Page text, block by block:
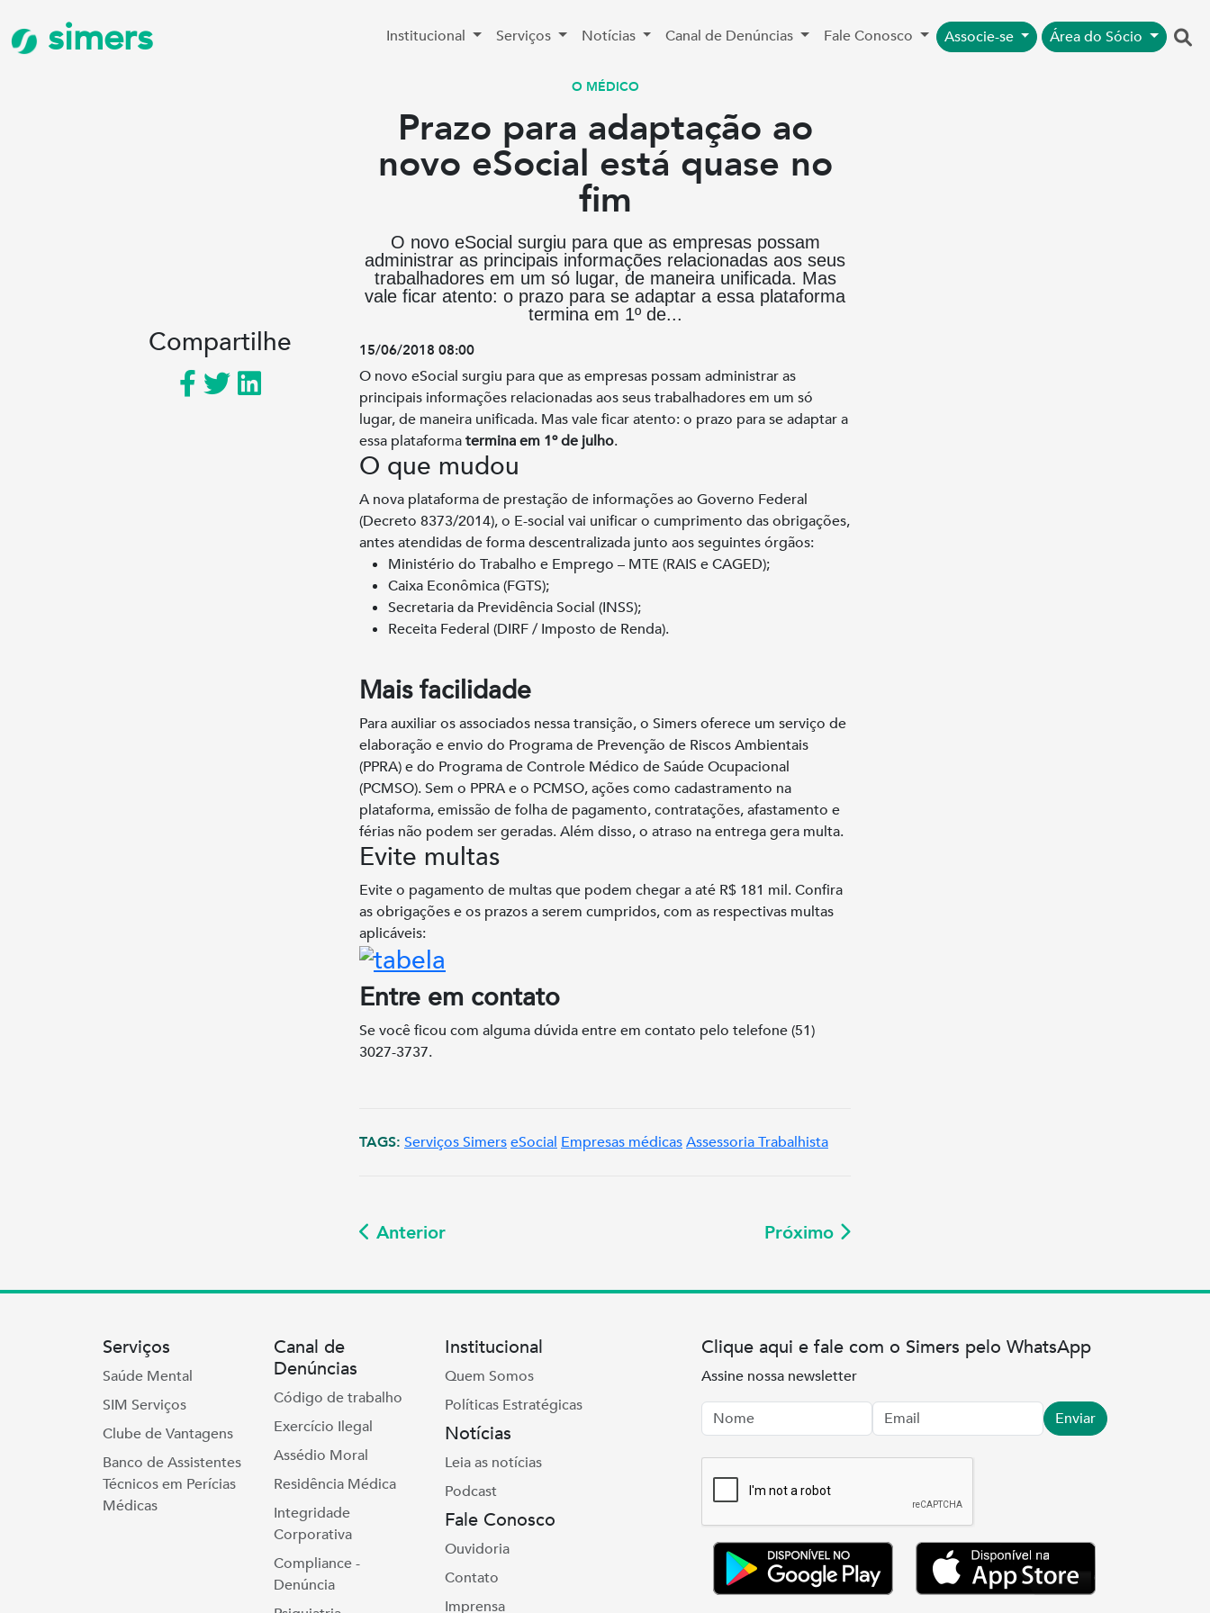
simers Institucional Serviços Notícias Canal de Denúncias Fale Conosco Associe-se Área do Sócio
O MÉDICO
Prazo para adaptação ao
novo eSocial está quase no
fim
O novo eSocial surgiu para que as empresas possam
administrar as principais informações relacionadas aos seus
trabalhadores em um só lugar, de maneira unificada. Mas
vale ficar atento: o prazo para se adaptar a essa plataforma
termina em 1º de...
Compartilhe 15/06/2018 08:00
O novo eSocial surgiu para que as empresas possam administrar as
principais informações relacionadas aos seus trabalhadores em um só
lugar, de maneira unificada. Mas vale ficar atento: o prazo para se adaptar a
essa plataformatermina em 1º de julho.
O que mudou
A nova plataforma de prestação de informações ao Governo Federal
(Decreto 8373/2014), o E-social vai unificar o cumprimento das obrigações,
antes atendidas de forma descentralizada junto aos seguintes órgãos:
Ministério do Trabalho e Emprego – MTE (RAIS e CAGED);
Caixa Econômica (FGTS);
Secretaria da Previdência Social (INSS);
Receita Federal (DIRF / Imposto de Renda).
Mais facilidade
Para auxiliar os associados nessa transição, o Simers oferece um serviço de
elaboração e envio do Programa de Prevenção de Riscos Ambientais
(PPRA) e do Programa de Controle Médico de Saúde Ocupacional
(PCMSO). Sem o PPRA e o PCMSO, ações como cadastramento na
plataforma, emissão de folha de pagamento, contratações, afastamento e
férias não podem ser geradas. Além disso, o atraso na entrega gera multa.
Evite multas
Evite o pagamento de multas que podem chegar a até R$ 181 mil. Confira
as obrigações e os prazos a serem cumpridos, com as respectivas multas
aplicáveis:
Entre em contato
Se você ficou com alguma dúvida entre em contato pelo telefone (51)
3027-3737.
TAGS: Serviços SimerseSocial Empresas médicasAssessoria Trabalhista
Anterior Próximo
Serviços
Saúde Mental
SIM Serviços
Clube de Vantagens
Banco de Assistentes
Técnicos em Perícias
Médicas
Canal de
Denúncias
Código de trabalho
Exercício Ilegal
Assédio Moral
Residência Médica
Integridade
Corporativa
Compliance -
Denúncia
Institucional
Quem Somos
Políticas Estratégicas
Notícias
Leia as notícias
Podcast
Fale Conosco
Ouvidoria
Contato
Imprensa
Clique aqui e fale com o Simers pelo WhatsApp
Assine nossa newsletter
Nome
Email Enviar